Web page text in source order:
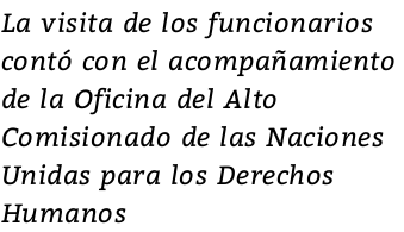
La visita de los funcionarios
contó con el acompañamiento
de la Oficina del Alto
Comisionado de las Naciones
Unidas para los Derechos
Humanos